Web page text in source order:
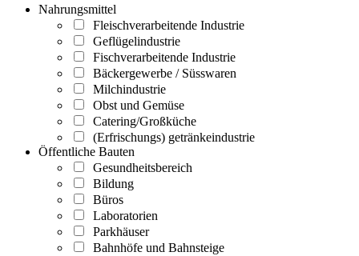
Nahrungsmittel
Fleischverarbeitende Industrie
Geflügelindustrie
Fischverarbeitende Industrie
Bäckergewerbe / Süsswaren
Milchindustrie
Obst und Gemüse
Catering/Großküche
(Erfrischungs) getränkeindustrie
Öffentliche Bauten
Gesundheitsbereich
Bildung
Büros
Laboratorien
Parkhäuser
Bahnhöfe und Bahnsteige